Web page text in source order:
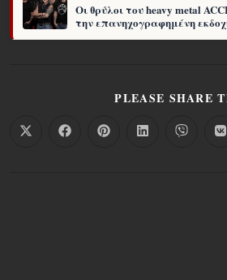
Οι θρύλοι του heavy metal
την επανηχογραφημένη
PLEASE SHARE